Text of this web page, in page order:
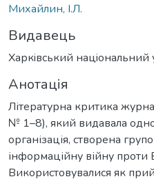
Михайлин, І.Л.
Видавець
Харкiвський нацiональний
Анотація
Літературна критика
№ 1–8), який видавала
організація, створена
інформаційну війну проти
Використовувалися як